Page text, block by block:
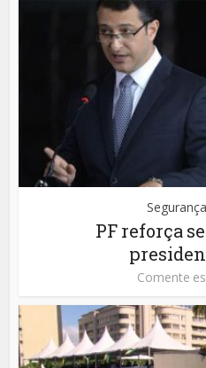
PF reforça
Comente